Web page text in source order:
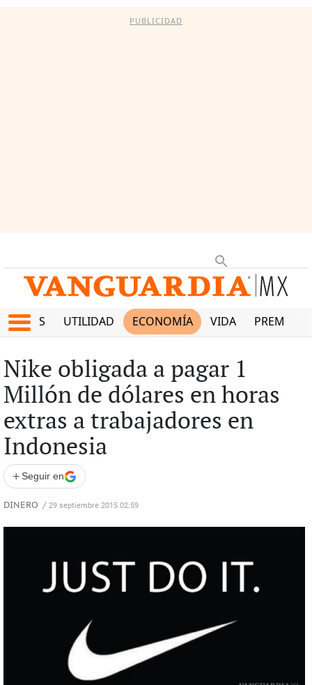
PUBLICIDAD
UTILIDAD ECONOMÍA VIDA PREMIUM
Nike obligada a pagar 1
Millón de dólares en horas
extras a trabajadores en
Indonesia
+ Seguir en
DINERO / 29 septiembre 2015 02:59